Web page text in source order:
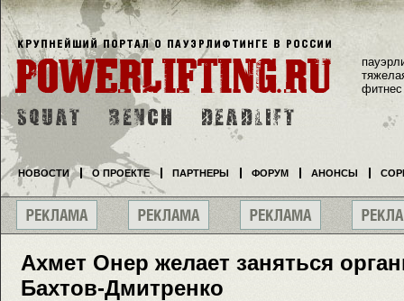
Ахмет Онер желает заняться
Бахтов-Дмитренко
фитнес
НОВОСТИ О ПРОЕКТЕ ПАРТНЕРЫ ФОРУМ АНОНСЫ